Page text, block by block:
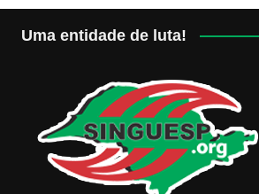
Uma entidade de luta!